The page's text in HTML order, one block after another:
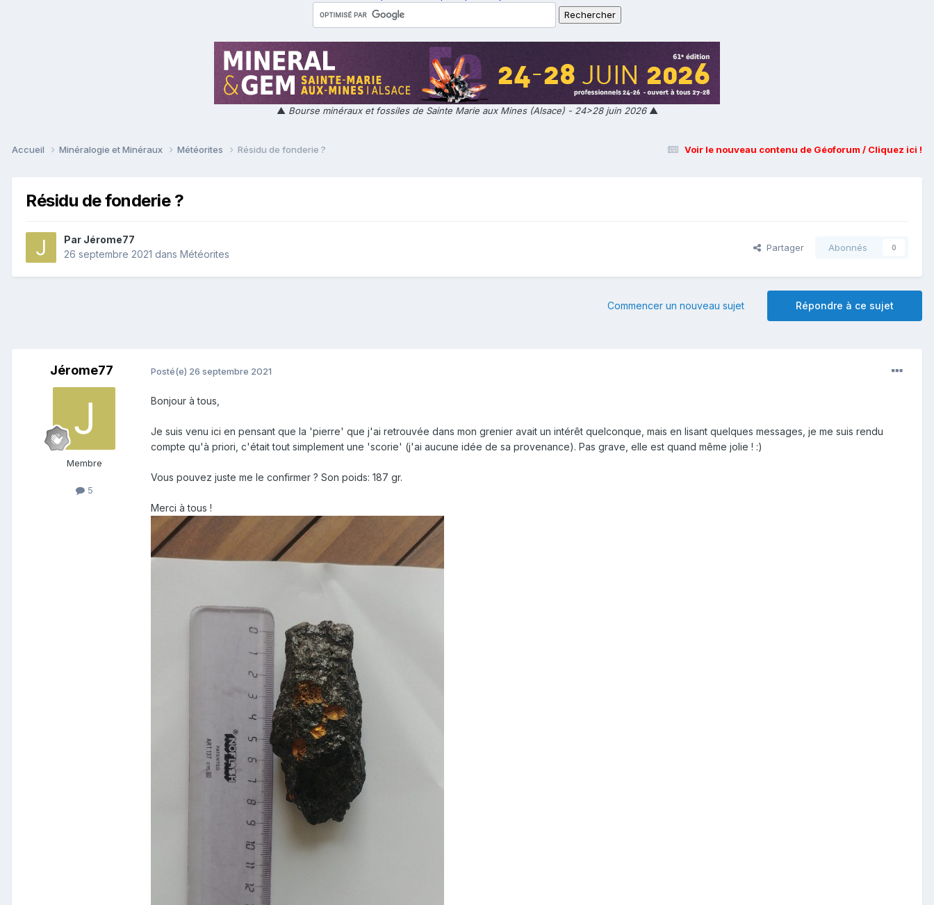
▲ Bourse minéraux et fossiles de Sainte Marie aux Mines (Alsace) - 24>28 juin 2026▲
Voir le nouveau contenu de Géoforum / Cliquez ici !
Accueil Minéralogie et Minéraux Météorites Résidu de fonderie ?
Résidu de fonderie ?
Par Jérome77
26 septembre 2021 dans Météorites
Partager Abonnés 0
Répondre à ce sujet
Commencer un nouveau sujet
Jérome77
Membre
5
Posté(e) 26 septembre 2021
Bonjour à tous,
Je suis venu ici en pensant que la 'pierre' que j'ai retrouvée dans mon grenier avait un intérêt quelconque, mais en lisant quelques messages, je me suis rendu
compte qu'à priori, c'était tout simplement une 'scorie' (j'ai aucune idée de sa provenance). Pas grave, elle est quand même jolie ! :)
Vous pouvez juste me le confirmer ? Son poids: 187 gr.
Merci à tous !